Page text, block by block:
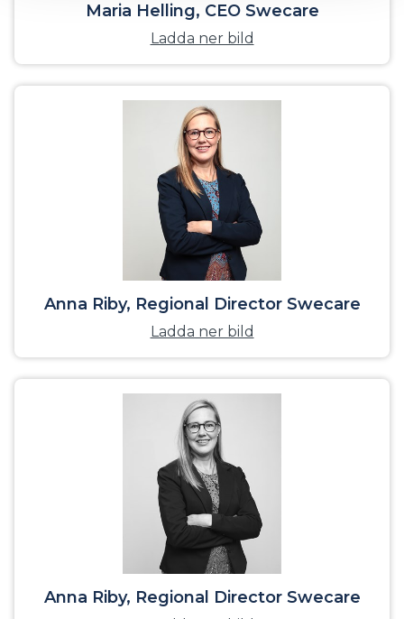
Maria Helling, CEO Swecare
Ladda ner bild
Anna Riby, Regional Director Swecare
Ladda ner bild
Anna Riby, Regional Director Swecare